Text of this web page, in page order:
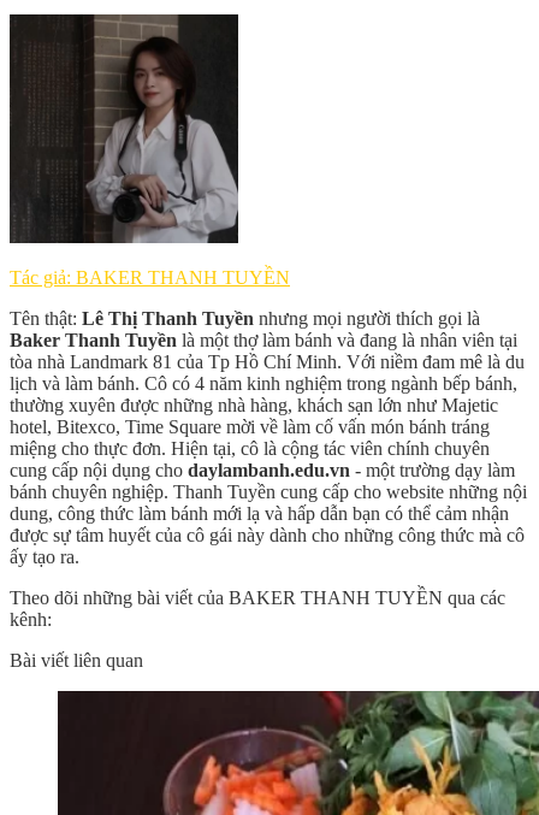
Tác giả: BAKER THANH TUYỀN
Tên thật: Lê Thị Thanh Tuyền nhưng mọi người thích gọi là
Baker Thanh Tuyền là một thợ làm bánh và đang là nhân viên tại
tòa nhà Landmark 81 của Tp Hồ Chí Minh. Với niềm đam mê là du
lịch và làm bánh. Cô có 4 năm kinh nghiệm trong ngành bếp bánh,
thường xuyên được những nhà hàng, khách sạn lớn như Majetic
hotel, Bitexco, Time Square mời về làm cố vấn món bánh tráng
miệng cho thực đơn. Hiện tại, cô là cộng tác viên chính chuyên
cung cấp nội dụng cho daylambanh.edu.vn - một trường dạy làm
bánh chuyên nghiệp. Thanh Tuyền cung cấp cho website những nội
dung, công thức làm bánh mới lạ và hấp dẫn bạn có thể cảm nhận
được sự tâm huyết của cô gái này dành cho những công thức mà cô
ấy tạo ra.
Theo dõi những bài viết của BAKER THANH TUYỀN qua các
kênh:
Bài viết liên quan